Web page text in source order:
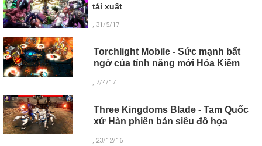
tái xuất
, 31/5/17
Torchlight Mobile - Sức mạnh bất
ngờ của tính năng mới Hỏa Kiếm
, 7/4/17
Three Kingdoms Blade - Tam Quốc
xứ Hàn phiên bản siêu đồ họa
, 23/12/16